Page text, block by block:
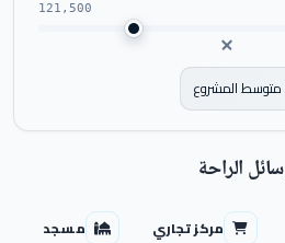
121,500
المشروع
الراحة
مركز تجاري مسجد